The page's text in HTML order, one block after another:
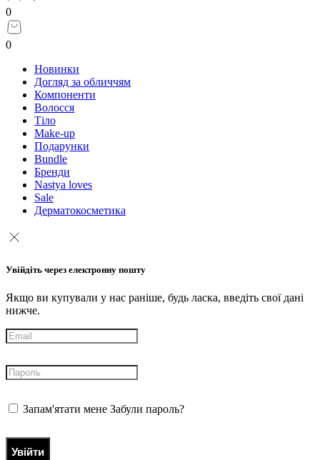
0
0
Новинки
Догляд за обличчям
Компоненти
Волосся
Тіло
Make-up
Подарунки
Bundle
Бренди
Nastya loves
Sale
Дерматокосметика
Увійдіть через електронну пошту
Якщо ви купували у нас раніше, будь ласка, введіть свої дані
нижче.
Запам'ятати мене Забули пароль?
Увійти